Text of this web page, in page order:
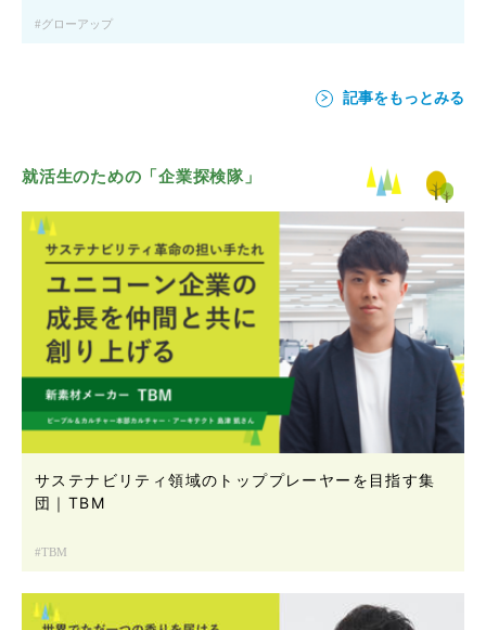
グローアップ
記事をもっとみる
就活生のための「企業探検隊」
サステナビリティ領域のトッププレーヤーを目指す集
団｜TBM
TBM